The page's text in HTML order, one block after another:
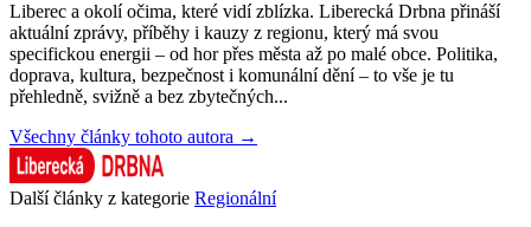
Liberec a okolí očima, které vidí zblízka. Liberecká Drbna přináší
aktuální zprávy, příběhy i kauzy z regionu, který má svou
specifickou energii – od hor přes města až po malé obce. Politika,
doprava, kultura, bezpečnost i komunální dění – to vše je tu
přehledně, svižně a bez zbytečných...
Všechny články tohoto autora →
Další články z kategorie Regionální